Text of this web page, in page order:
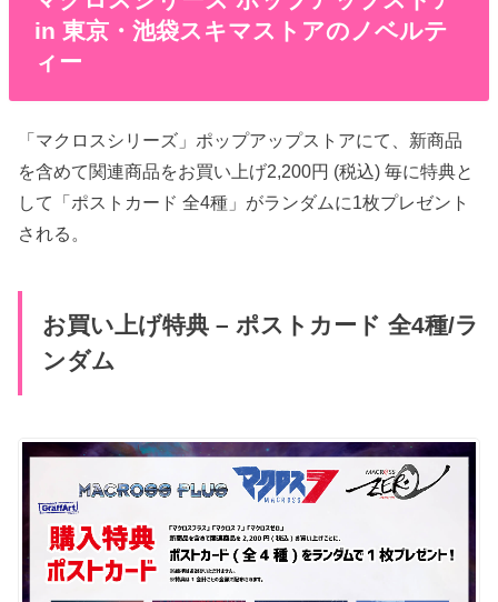
in 東京・池袋スキマストアのノベルテ
ィー
「マクロスシリーズ」ポップアップストアにて、新商品
を含めて関連商品をお買い上げ2,200円 (税込) 毎に特典と
して「ポストカード 全4種」がランダムに1枚プレゼント
される。
お買い上げ特典 – ポストカード 全4種/ラ
ンダム